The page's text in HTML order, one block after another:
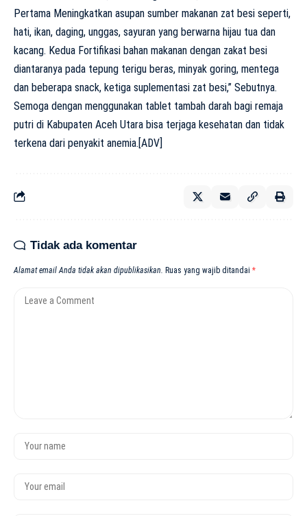
Pertama Meningkatkan asupan sumber makanan zat besi seperti,
hati, ikan, daging, unggas, sayuran yang berwarna hijau tua dan
kacang. Kedua Fortifikasi bahan makanan dengan zakat besi
diantaranya pada tepung terigu beras, minyak goring, mentega
dan beberapa snack, ketiga suplementasi zat besi,” Sebutnya.
Semoga dengan menggunakan tablet tambah darah bagi remaja
putri di Kabupaten Aceh Utara bisa terjaga kesehatan dan tidak
terkena dari penyakit anemia.[ADV]
Tidak ada komentar
Alamat email Anda tidak akan dipublikasikan. Ruas yang wajib ditandai *